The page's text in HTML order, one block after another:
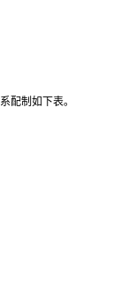
配制如 下表。